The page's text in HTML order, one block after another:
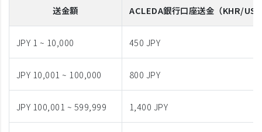
送金額 ACLEDA銀行口座送金 （KHR/
JPY 1 ~ 10,000 450 JPY
JPY 10,001 ~ 100,000 800 JPY
JPY 100,001 ~ 599,999 1,400 JPY